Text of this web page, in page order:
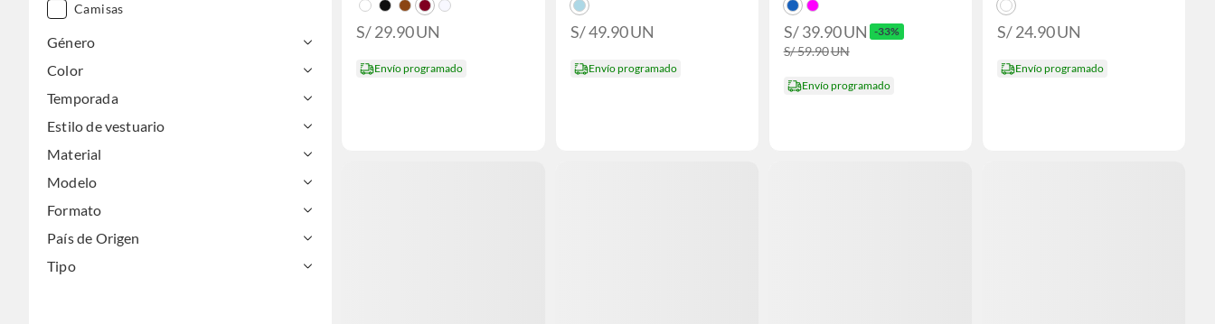
Camisas
Chompas
Clogs
Conjuntos
Enterizos
Faldas
Jardineras
Género
Color
Temporada
Estilo de vestuario
Material
Modelo
Formato
País de Origen
Tipo
S/ 29.90UN
Envío programado
S/ 49.90UN
Envío programado
S/ 39.90UN -33%
S/ 59.90UN
Envío programado
S/ 24.90UN
Envío programado